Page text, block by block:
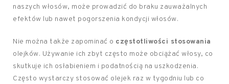
naszych włosów, może prowadzić do braku zauważalnych
efektów lub nawet pogorszenia kondycji włosów.
Nie można także zapominać o częstotliwości stosowania
olejków. Używanie ich zbyt często może obciążać włosy, co
skutkuje ich osłabieniem i podatnością na uszkodzenia.
Często wystarczy stosować olejek raz w tygodniu lub co